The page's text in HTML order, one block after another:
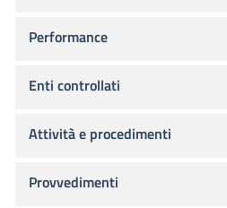
Performance
Enti controllati
Attività e procedimenti
Provvedimenti